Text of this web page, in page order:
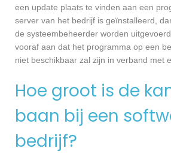
een update plaats te vinden aan een
server van het bedrijf is geïnstalleerd,
de systeembeheerder worden
vooraf aan dat het programma op een
niet beschikbaar zal zijn in verband met
Hoe groot is de
baan bij een
bedrijf?